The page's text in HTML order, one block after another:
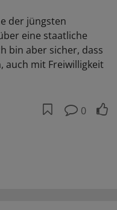
der jüngsten
eine staatliche
bin aber sicher, dass
auch mit Freiwilligkeit
0